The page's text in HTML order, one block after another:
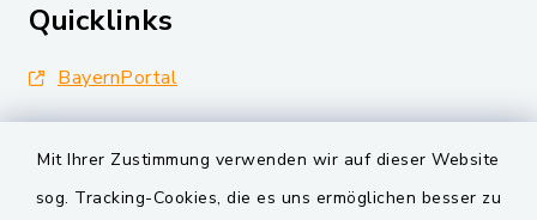
Mit Ihrer Zustimmung verwenden wir auf dieser Website
sog. Tracking-Cookies, die es uns ermöglichen besser zu
Quicklinks
BayernPortal
Landkreis Schwandorf